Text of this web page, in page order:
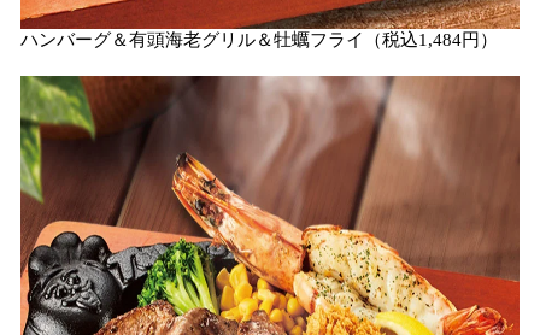
ハンバーグ＆有頭海老グリル＆牡蠣フライ（税込1,484円）